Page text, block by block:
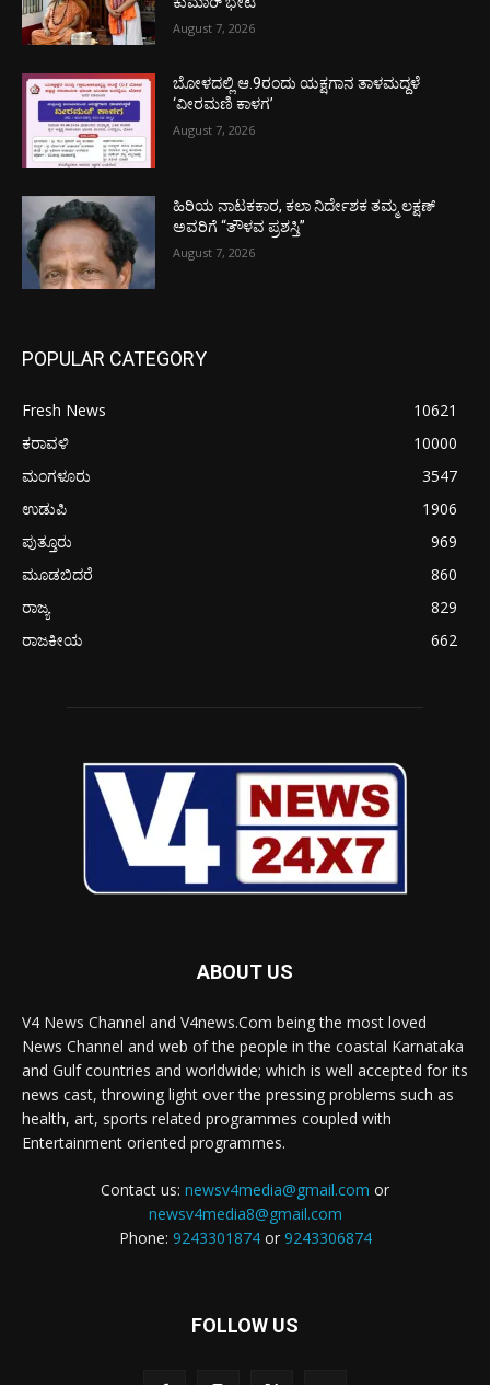
August 7, 2026
ಬೋಳದಲ್ಲಿ ಆ.9ರಂದು ಯಕ್ಷಗಾನ ತಾಳಮದ್ದಳೆ
‘ವೀರಮಣಿ ಕಾಳಗ’
August 7, 2026
ಹಿರಿಯ ನಾಟಕಕಾರ, ಕಲಾ ನಿರ್ದೇಶಕ ತಮ್ಮ ಲಕ್ಷಣ್
ಅವರಿಗೆ “ತೌಳವ ಪ್ರಶಸ್ತಿ”
August 7, 2026
POPULAR CATEGORY
Fresh News
10621
ಕರಾವಳಿ
10000
ಮಂಗಳೂರು
3547
ಉಡುಪಿ
1906
ಪುತ್ತೂರು
969
ಮೂಡಬಿದರೆ
860
ರಾಜ್ಯ
829
ರಾಜಕೀಯ
662
ABOUT US
V4 News Channel and V4news.Com being the most loved
News Channel and web of the people in the coastal Karnataka
and Gulf countries and worldwide; which is well accepted for its
news cast, throwing light over the pressing problems such as
health, art, sports related programmes coupled with
Entertainment oriented programmes.
Contact us: newsv4media@gmail.com or
newsv4media8@gmail.com
Phone: 9243301874or 9243306874
FOLLOW US